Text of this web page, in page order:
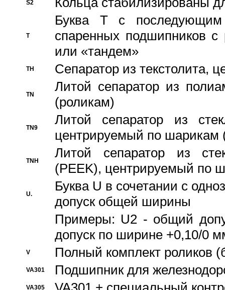
S2
T
Буква T с
спаренных подшипников
или «тандем»
TH Сепаратор из текстолита,
TN
Литой сепаратор из
(роликам)
TN9
Литой сепаратор из
центрируемый по шарикам
TNH
Литой сепаратор из
(PEEK), центрируемый по
U.
Буква U в сочетании с
допуск общей ширины
Примеры: U2 - общий
допуск по ширине +0,10/0
V Полный комплект роликов
VA301 Подшипник для
VA305